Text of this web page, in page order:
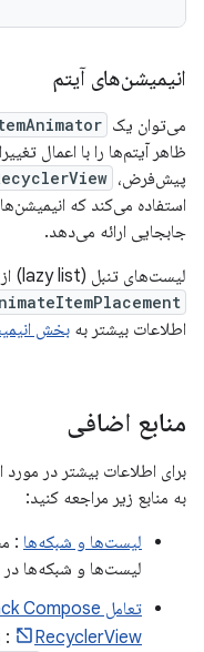
انیمیشن‌های آیتم
می‌توان یک
ظاهر آیتم‌ها را با اعمال
پیش‌فرض،
استفاده می‌کند که
جابجایی ارائه می‌دهد.
لیست‌های تنبل (lazy list) از طریق اصلاح‌کننده
اطلاعات بیشتر به بخش
منابع اضافی
برای اطلاعات بیشتر در مورد
به منابع زیر مراجعه کنید:
لیست‌ها و شبکه‌ها :
لیست‌ها و شبکه‌ها در Compose.
RecyclerView
: